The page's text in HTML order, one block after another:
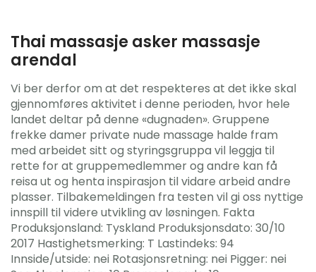
Thai massasje asker massasje
arendal
Vi ber derfor om at det respekteres at det ikke skal
gjennomføres aktivitet i denne perioden, hvor hele
landet deltar på denne «dugnaden». Gruppene
frekke damer private nude massage halde fram
med arbeidet sitt og styringsgruppa vil leggja til
rette for at gruppemedlemmer og andre kan få
reisa ut og henta inspirasjon til vidare arbeid andre
plasser. Tilbakemeldingen fra testen vil gi oss nyttige
innspill til videre utvikling av løsningen. Fakta
Produksjonsland: Tyskland Produksjonsdato: 30/10
2017 Hastighetsmerking: T Lastindeks: 94
Innside/utside: nei Rotasjonsretning: nei Pigger: nei